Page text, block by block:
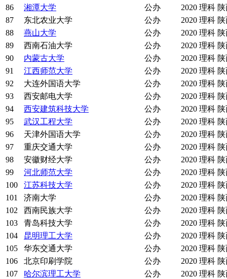
86
湘潭大学 公办 2020 理科
87
东北农业大学 公办 2020 理科
88
燕山大学 公办 2020 理科
89
西南石油大学 公办 2020 理科
90
内蒙古大学 公办 2020 理科
91
江西师范大学 公办 2020 理科
92
大连外国语大学 公办 2020 理科
93
西安邮电大学 公办 2020 理科
94
西安建筑科技大学 公办 2020 理科
95
武汉工程大学 公办 2020 理科
96
天津外国语大学 公办 2020 理科
97
重庆交通大学 公办 2020 理科
98
安徽财经大学 公办 2020 理科
99
河北师范大学 公办 2020 理科
100
江苏科技大学 公办 2020 理科
101
济南大学 公办 2020 理科
102
西南民族大学 公办 2020 理科
103
青岛科技大学 公办 2020 理科
104
昆明理工大学 公办 2020 理科
105
华东交通大学 公办 2020 理科
106
北京印刷学院 公办 2020 理科
107
哈尔滨理工大学 公办 2020 理科